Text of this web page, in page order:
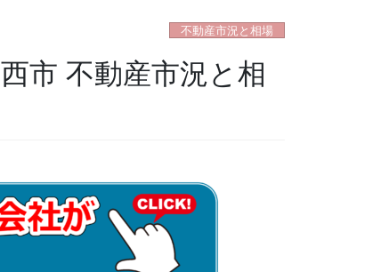
不動産市況と相場
市 不動産市況と相